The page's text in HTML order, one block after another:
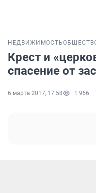
НЕДВИЖИМОСТЬ
Крест и
спасение от
6 марта 2017, 17:58 1 966